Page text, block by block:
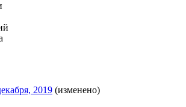
2019 (изменено)